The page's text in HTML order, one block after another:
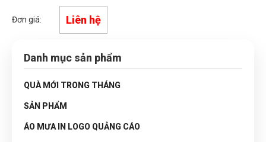
Đơn giá: Liên hệ
Danh mục sản phẩm
QUÀ MỚI TRONG THÁNG
SẢN PHẨM
ÁO MƯA IN LOGO QUẢNG CÁO